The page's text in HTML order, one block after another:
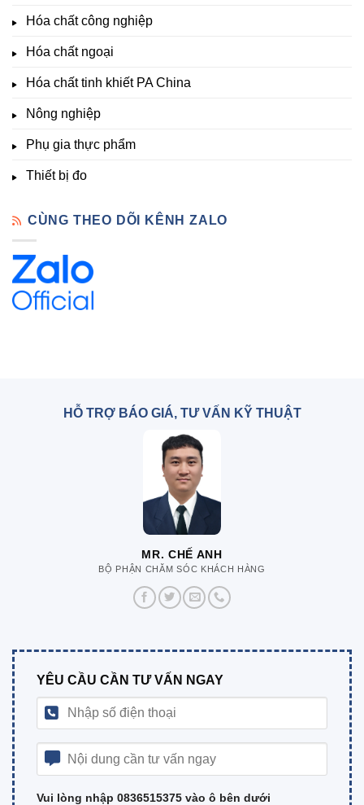
Chất
Hóa chất công nghiệp
Hóa chất ngoại
Hóa chất tinh khiết PA China
Nông nghiệp
Phụ gia thực phẩm
Thiết bị đo
CÙNG THEO DÕI KÊNH ZALO
HỖ TRỢ BÁO GIÁ, TƯ VẤN KỸ THUẬT
MR. CHẾ ANH
BỘ PHẬN CHĂM SÓC KHÁCH HÀNG
YÊU CẦU CẦN TƯ VẤN NGAY
Vui lòng nhập 0836515375 vào ô bên dưới